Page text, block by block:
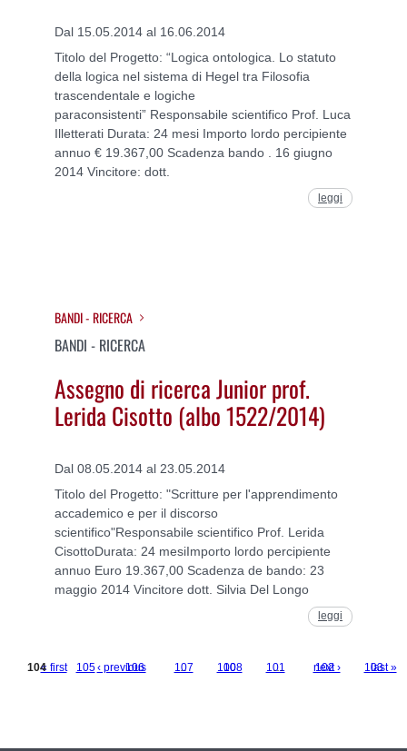
Dal 15.05.2014 al 16.06.2014
Titolo del Progetto: “Logica ontologica. Lo statuto
della logica nel sistema di Hegel tra Filosofia
trascendentale e logiche
paraconsistenti” Responsabile scientifico Prof. Luca
Illetterati Durata: 24 mesi Importo lordo percipiente
annuo € 19.367,00 Scadenza bando . 16 giugno
2014 Vincitore: dott.
leggi
BANDI - RICERCA
BANDI - RICERCA
Assegno di ricerca Junior prof.
Lerida Cisotto (albo 1522/2014)
Dal 08.05.2014 al 23.05.2014
Titolo del Progetto: "Scritture per l'apprendimento
accademico e per il discorso
scientifico"Responsabile scientifico Prof. Lerida
CisottoDurata: 24 mesiImporto lordo percipiente
annuo Euro 19.367,00 Scadenza de bando: 23
maggio 2014 Vincitore dott. Silvia Del Longo
leggi
« first ‹ previous … 100 101 102 103
104 105 106 107 108 … next › last »